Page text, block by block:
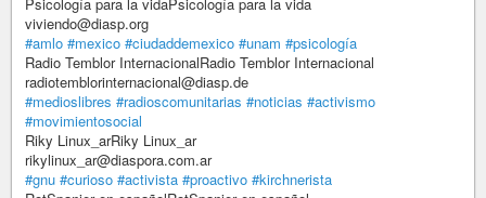
viviendo@diasp.org
#amlo #mexico #ciudaddemexico #unam #psicología
Radio Temblor InternacionalRadio Temblor Internacional
radiotemblorinternacional@diasp.de
#medioslibres #radioscomunitarias #noticias #activismo
#movimientosocial
Riky Linux_arRiky Linux_ar
rikylinux_ar@diaspora.com.ar
#gnu #curioso #activista #proactivo #kirchnerista